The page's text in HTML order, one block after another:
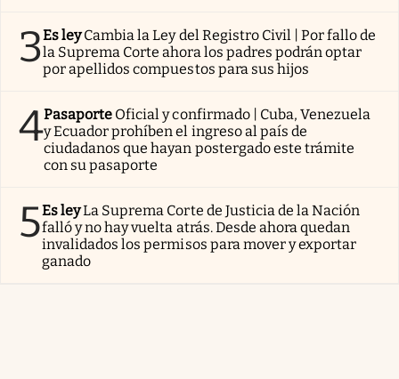
3Es ley Cambia la Ley del Registro Civil | Por fallo de
la Suprema Corte ahora los padres podrán optar
por apellidos compuestos para sus hijos
4Pasaporte Oficial y confirmado | Cuba, Venezuela
y Ecuador prohíben el ingreso al país de
ciudadanos que hayan postergado este trámite
con su pasaporte
5Es leyLa Suprema Corte de Justicia de la Nación
falló y no hay vuelta atrás. Desde ahora quedan
invalidados los permisos para mover y exportar
ganado